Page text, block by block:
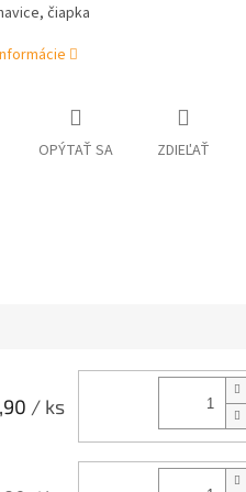
čiapka
OPÝTAŤ SA ZDIEĽAŤ
/ ks